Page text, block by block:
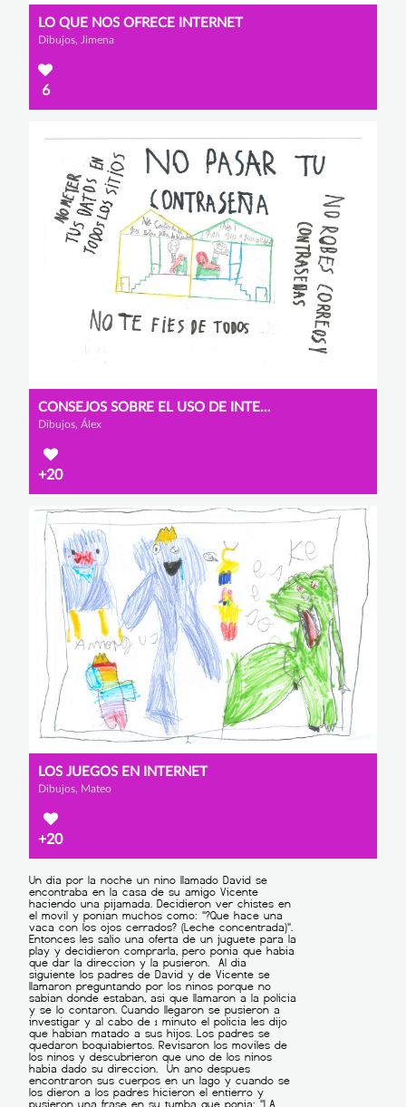
LO QUE NOS OFRECE INTERNET
Dibujos, Jimena
6
CONSEJOS SOBRE EL USO DE INTERNET
Dibujos, Álex
+20
LOS JUEGOS EN INTERNET
Dibujos, Mateo
+20